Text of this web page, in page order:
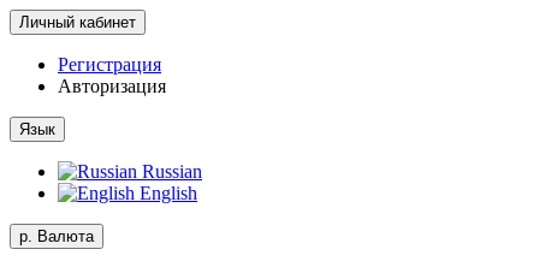
Личный кабинет
Регистрация
Авторизация
Язык
Russian
English
р. Валюта